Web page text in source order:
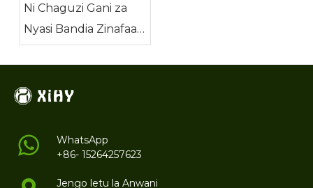
Ni Chaguzi Gani za
Nyasi Bandia Zinafaa
kwa Utendaji wa
WhatsApp
+86- 15264257623
Jengo letu la Anwani